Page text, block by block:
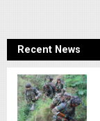
Recent News